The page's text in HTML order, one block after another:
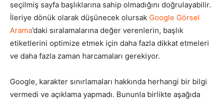
seçilmiş sayfa başlıklarına sahip olmadığını doğrulayabilir.
İleriye dönük olarak düşünecek olursak Google Görsel
Arama’daki sıralamalarına değer verenlerin, başlık
etiketlerini optimize etmek için daha fazla dikkat etmeleri
ve daha fazla zaman harcamaları gerekiyor.
Google, karakter sınırlamaları hakkında herhangi bir bilgi
vermedi ve açıklama yapmadı. Bununla birlikte aşağıda